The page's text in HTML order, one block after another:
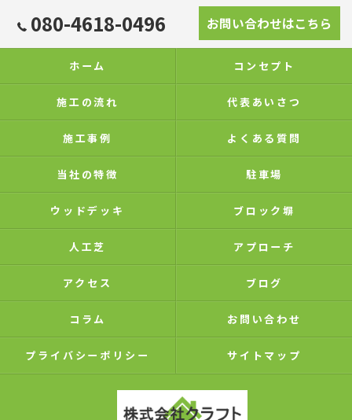
080-4618-0496 お問い合わせはこちら
ホーム コンセプト
施工の流れ 代表あいさつ
施工事例 よくある質問
当社の特徴 駐車場
ウッドデッキ ブロック塀
人工芝 アプローチ
アクセス ブログ
コラム お問い合わせ
プライバシーポリシー サイトマップ